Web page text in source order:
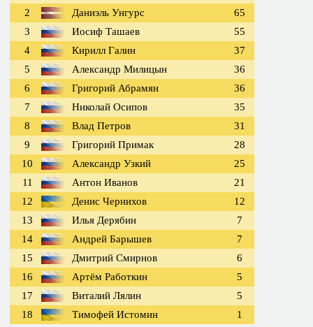
2
Даниэль Унгурс
65
3
Иосиф Ташаев
55
4
Кирилл Галин
37
5
Александр Милицын
36
6
Григорий Абрамян
36
7
Николай Осипов
35
8
Влад Петров
31
9
Григорий Примак
28
10
Александр Узкий
25
11
Антон Иванов
21
12
Денис Чернихов
12
13
Илья Дерябин
7
14
Андрей Барышев
7
15
Дмитрий Смирнов
6
16
Артём Работкин
5
17
Виталий Лялин
5
18
Тимофей Истомин 1